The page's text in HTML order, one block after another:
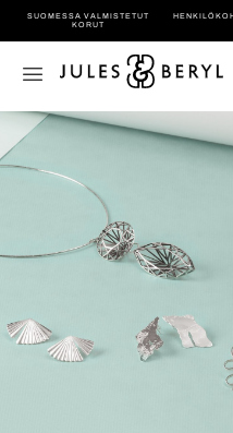
SUOMESSA VALMISTETUT
KORUT